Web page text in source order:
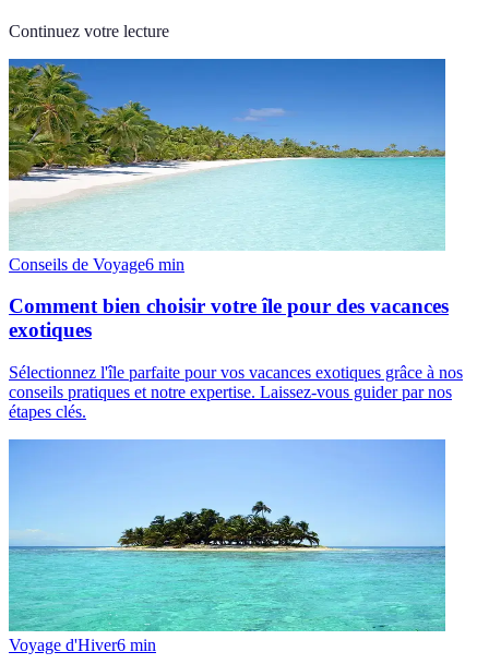
Continuez votre lecture
Conseils de Voyage6 min
Comment bien choisir votre île pour des vacances
exotiques
Sélectionnez l'île parfaite pour vos vacances exotiques grâce à nos
conseils pratiques et notre expertise. Laissez-vous guider par nos
étapes clés.
Voyage d'Hiver6 min